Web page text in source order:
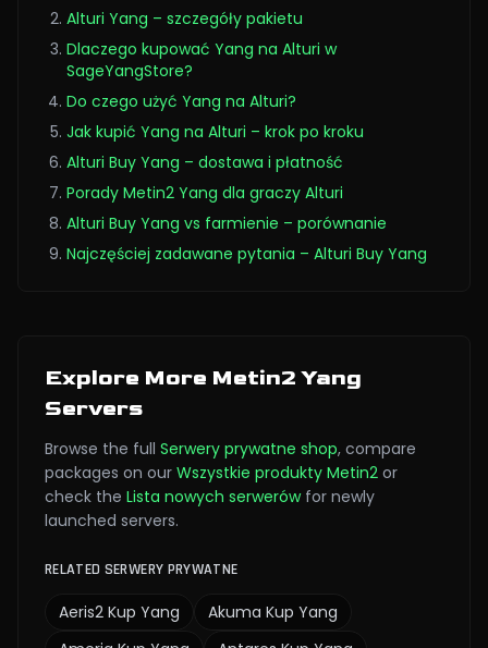
Alturi Yang – szczegóły pakietu
Dlaczego kupować Yang na Alturi w
SageYangStore?
Do czego użyć Yang na Alturi?
Jak kupić Yang na Alturi – krok po kroku
Alturi Buy Yang – dostawa i płatność
Porady Metin2 Yang dla graczy Alturi
Alturi Buy Yang vs farmienie – porównanie
Najczęściej zadawane pytania – Alturi Buy Yang
Explore More Metin2 Yang
Servers
Browse the full Serwery prywatne shop, compare
packages on our Wszystkie produkty Metin2 or
check the Lista nowych serwerów for newly
launched servers.
RELATED SERWERY PRYWATNE
Aeris2 Kup Yang Akuma Kup Yang